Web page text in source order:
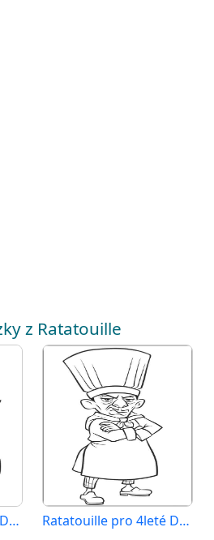
z Ratatouille
Ratatouille pro 2leté Děti Ratatouille pro 4leté Děti